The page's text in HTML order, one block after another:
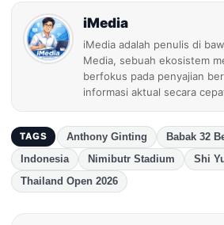
iMedia
iMedia adalah penulis di
Media, sebuah ekosistem
berfokus pada penyajian
informasi aktual secara
TAGS Anthony Ginting Babak 32
Indonesia
Nimibutr Stadium Shi
Thailand Open 2026